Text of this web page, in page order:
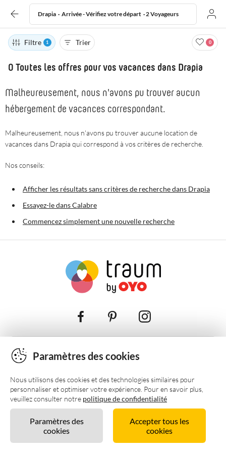
Drapia · Arrivée - Vérifiez votre départ · 2 Voyageurs
Drapia
Arrivée Départ
Filtre 1 Trier 0
0 Toutes les offres pour vos vacances dans Drapia
Malheureusement, nous n'avons pu trouver aucun
hébergement de vacances correspondant.
Malheureusement, nous n'avons pu trouver aucune location de
vacances dans Drapia qui correspond à vos critères de recherche.
Nos conseils:
Afficher les résultats sans critères de recherche dans Drapia
Essayez-le dans Calabre
Commencez simplement une nouvelle recherche
Paramètres des cookies
Nous utilisons des cookies et des technologies similaires pour
personnaliser et optimiser votre expérience. Pour en savoir plus,
veuillez consulter notre politique de confidentialité
Paramètres des
cookies
Accepter tous les
cookies